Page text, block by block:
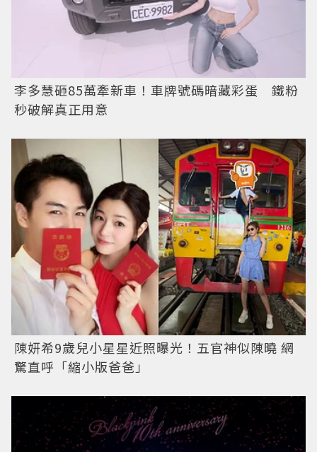
李多慧砸85萬牽新車！車牌號碼暗藏彩蛋 鐵粉
秒破解真正用意
陳妍希9歲兒小星星近照曝光！五官神似陳曉 網
驚直呼「縮小版爸爸」